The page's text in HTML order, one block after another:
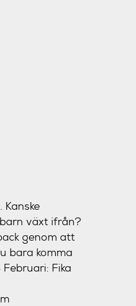
växt ifrån?
genom att
bara komma
Februari: Fika